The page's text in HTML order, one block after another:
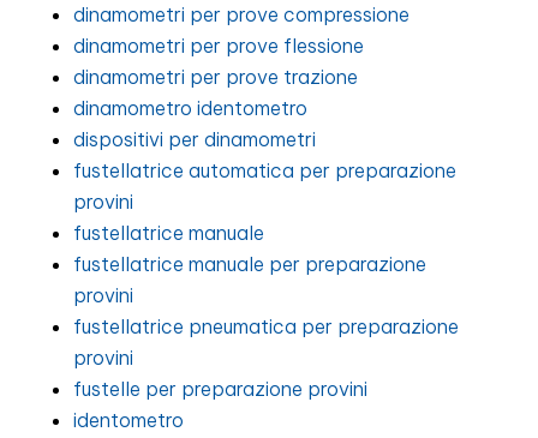
dinamometri per prove compressione
dinamometri per prove flessione
dinamometri per prove trazione
dinamometro identometro
dispositivi per dinamometri
fustellatrice automatica per preparazione
provini
fustellatrice manuale
fustellatrice manuale per preparazione
provini
fustellatrice pneumatica per preparazione
provini
fustelle per preparazione provini
identometro